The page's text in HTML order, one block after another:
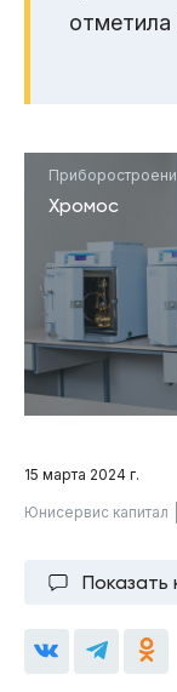
Хромос
15 марта 2024 г.
Юнисервис капитал
Показать